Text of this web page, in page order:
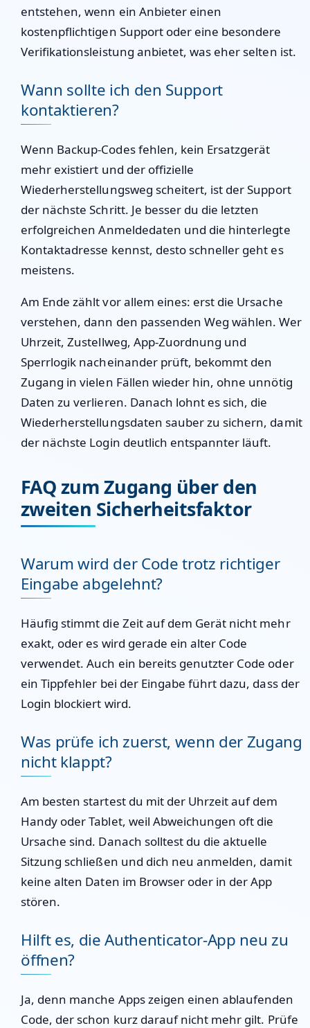
entstehen, wenn ein Anbieter einen
kostenpflichtigen Support oder eine besondere
Verifikationsleistung anbietet, was eher selten ist.
Wann sollte ich den Support
kontaktieren?
Wenn Backup-Codes fehlen, kein Ersatzgerät
mehr existiert und der offizielle
Wiederherstellungsweg scheitert, ist der Support
der nächste Schritt. Je besser du die letzten
erfolgreichen Anmeldedaten und die hinterlegte
Kontaktadresse kennst, desto schneller geht es
meistens.
Am Ende zählt vor allem eines: erst die Ursache
verstehen, dann den passenden Weg wählen. Wer
Uhrzeit, Zustellweg, App-Zuordnung und
Sperrlogik nacheinander prüft, bekommt den
Zugang in vielen Fällen wieder hin, ohne unnötig
Daten zu verlieren. Danach lohnt es sich, die
Wiederherstellungsdaten sauber zu sichern, damit
der nächste Login deutlich entspannter läuft.
FAQ zum Zugang über den
zweiten Sicherheitsfaktor
Warum wird der Code trotz richtiger
Eingabe abgelehnt?
Häufig stimmt die Zeit auf dem Gerät nicht mehr
exakt, oder es wird gerade ein alter Code
verwendet. Auch ein bereits genutzter Code oder
ein Tippfehler bei der Eingabe führt dazu, dass der
Login blockiert wird.
Was prüfe ich zuerst, wenn der Zugang
nicht klappt?
Am besten startest du mit der Uhrzeit auf dem
Handy oder Tablet, weil Abweichungen oft die
Ursache sind. Danach solltest du die aktuelle
Sitzung schließen und dich neu anmelden, damit
keine alten Daten im Browser oder in der App
stören.
Hilft es, die Authenticator-App neu zu
öffnen?
Ja, denn manche Apps zeigen einen ablaufenden
Code, der schon kurz darauf nicht mehr gilt. Prüfe